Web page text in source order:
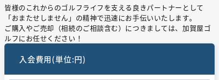
皆様のこれからのゴルフライフを支える良きパートナーとして
「おまたせしません」の精神で迅速にお手伝いいたします。
ご購入やご売却（相続のご相談含む）につきましては、加賀屋ゴ
ルフにお任せください！
入会費用(単位:円)